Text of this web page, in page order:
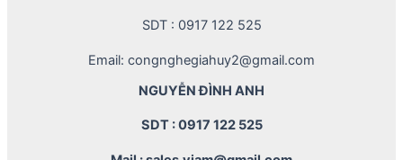
SDT : 0917 122 525
Email: congnghegiahuy2@gmail.com
NGUYỄN ĐÌNH ANH
SDT : 0917 122 525